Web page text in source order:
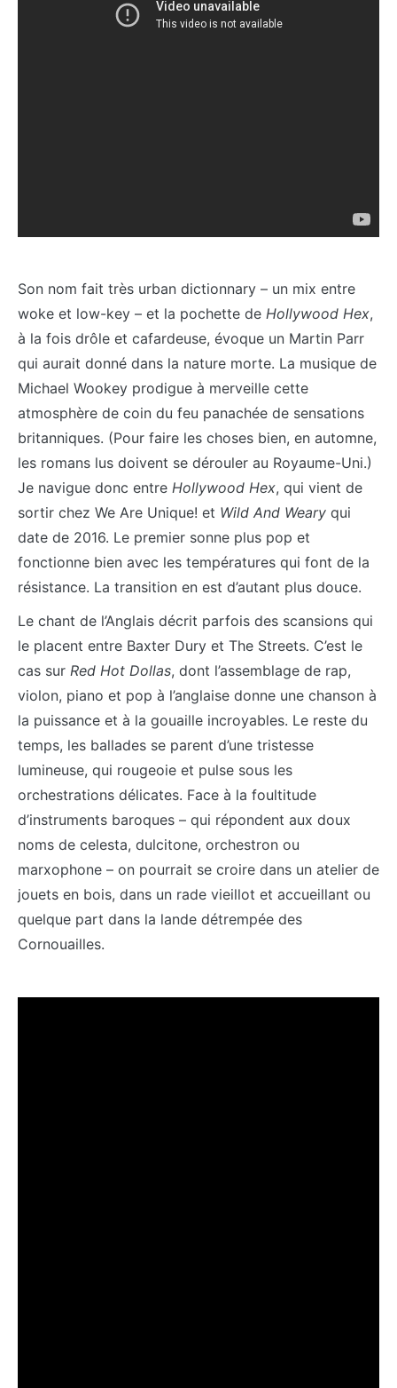
Son nom fait très urban dictionnary – un mix entre
woke et low-key – et la pochette de Hollywood Hex,
à la fois drôle et cafardeuse, évoque un Martin Parr
qui aurait donné dans la nature morte. La musique de
Michael Wookey prodigue à merveille cette
atmosphère de coin du feu panachée de sensations
britanniques. (Pour faire les choses bien, en automne,
les romans lus doivent se dérouler au Royaume-Uni.)
Je navigue donc entre Hollywood Hex, qui vient de
sortir chez We Are Unique! et Wild And Weary qui
date de 2016. Le premier sonne plus pop et
fonctionne bien avec les températures qui font de la
résistance. La transition en est d’autant plus douce.
Le chant de l’Anglais décrit parfois des scansions qui
le placent entre Baxter Dury et The Streets. C’est le
cas sur Red Hot Dollas, dont l’assemblage de rap,
violon, piano et pop à l’anglaise donne une chanson à
la puissance et à la gouaille incroyables. Le reste du
temps, les ballades se parent d’une tristesse
lumineuse, qui rougeoie et pulse sous les
orchestrations délicates. Face à la foultitude
d’instruments baroques – qui répondent aux doux
noms de celesta, dulcitone, orchestron ou
marxophone – on pourrait se croire dans un atelier de
jouets en bois, dans un rade vieillot et accueillant ou
quelque part dans la lande détrempée des
Cornouailles.